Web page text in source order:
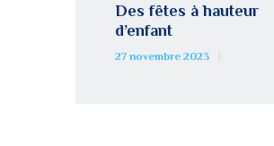
Des fêtes à hauteur
d’enfant
27 novembre 2023